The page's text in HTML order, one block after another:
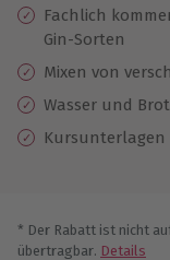
Fachlich
Gin-Sorten
Mixen von
Wasser und
Kursunterlagen
* Der Rabatt ist nicht
übertragbar. Details